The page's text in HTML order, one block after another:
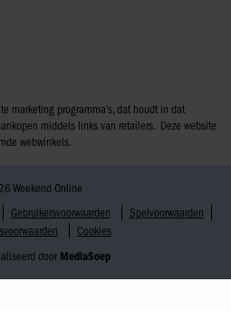
marketing programma’s, dat houdt in dat
middels links van retailers. Deze website
webwinkels.
Weekend Online
Gebruikersvoorwaarden
Spelvoorwaarden
Cookies
door MediaSoep